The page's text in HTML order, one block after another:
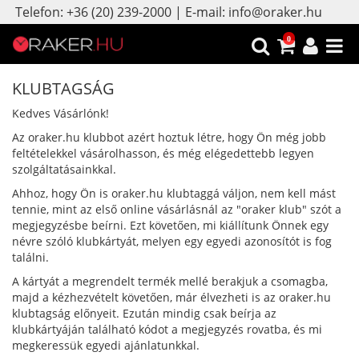
Telefon: +36 (20) 239-2000 | E-mail: info@oraker.hu
0
KLUBTAGSÁG
Kedves Vásárlónk!
Az oraker.hu klubbot azért hoztuk létre, hogy Ön még jobb
feltételekkel vásárolhasson, és még elégedettebb legyen
szolgáltatásainkkal.
Ahhoz, hogy Ön is oraker.hu klubtaggá váljon, nem kell mást
tennie, mint az első online vásárlásnál az "oraker klub" szót a
megjegyzésbe beírni. Ezt követően, mi kiállítunk Önnek egy
névre szóló klubkártyát, melyen egy egyedi azonosítót is fog
találni.
A kártyát a megrendelt termék mellé berakjuk a csomagba,
majd a kézhezvételt követően, már élvezheti is az oraker.hu
klubtagság előnyeit. Ezután mindig csak beírja az
klubkártyáján található kódot a megjegyzés rovatba, és mi
megkeressük egyedi ajánlatunkkal.